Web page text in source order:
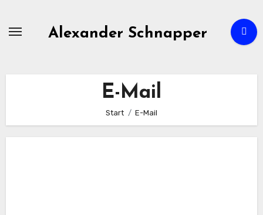
Alexander Schnapper
E-Mail
Start E-Mail